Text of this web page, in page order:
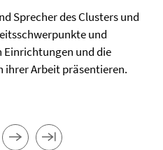
Sprecher des Clusters und
und
Einrichtungen und die
ihrer Arbeit präsentieren.